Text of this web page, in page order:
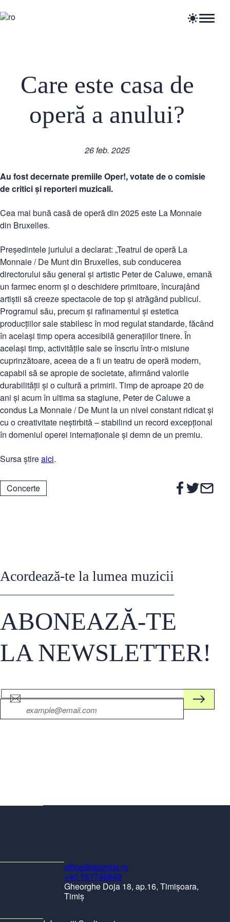
Evenimente
Oportunități profesionale
Care este casa de
operă a anului?
26 feb. 2025
Au fost decernate premiile Oper!, votate de o comisie
de critici și reporteri muzicali.
Cea mai bună casă de operă din 2025 este La Monnaie
din Bruxelles.
Președintele juriului a declarat: „Teatrul de operă La
Monnaie / De Munt din Bruxelles, sub conducerea
directorului său general și artistic Peter de Caluwe, emană
un farmec enorm și o deschidere primitoare, încurajând
artiștii să creeze spectacole de top și atrăgând publicul.
Programul său, precum și rafinamentul și estetica
producțiilor sale stabilesc în mod regulat standarde, făcând
în același timp opera accesibilă generațiilor tinere. În
același timp, activitățile sale se înscriu într-o misiune
cuprinzătoare, aceea de a fi un teatru de operă modern,
capabil să se apropie de societate, afirmând valorile
durabilității și o cultură a primirii. Timp de aproape 20 de
ani și acum în ultima sa stagiune, Peter de Caluwe a
condus La Monnaie / De Munt la un nivel constant ridicat și
cu o creativitate neștirbită – stabilind un record excepțional
în domeniul operei internaționale și demn de un premiu.
Sursa știreaici.
Concerte
Acordează-te la lumea muzicii
ABONEAZĂ-TE
LA NEWSLETTER!
office@akordaj.ro
+40 757746849
Gheorghe Doja 18, ap.16, Timișoara,
Timiș